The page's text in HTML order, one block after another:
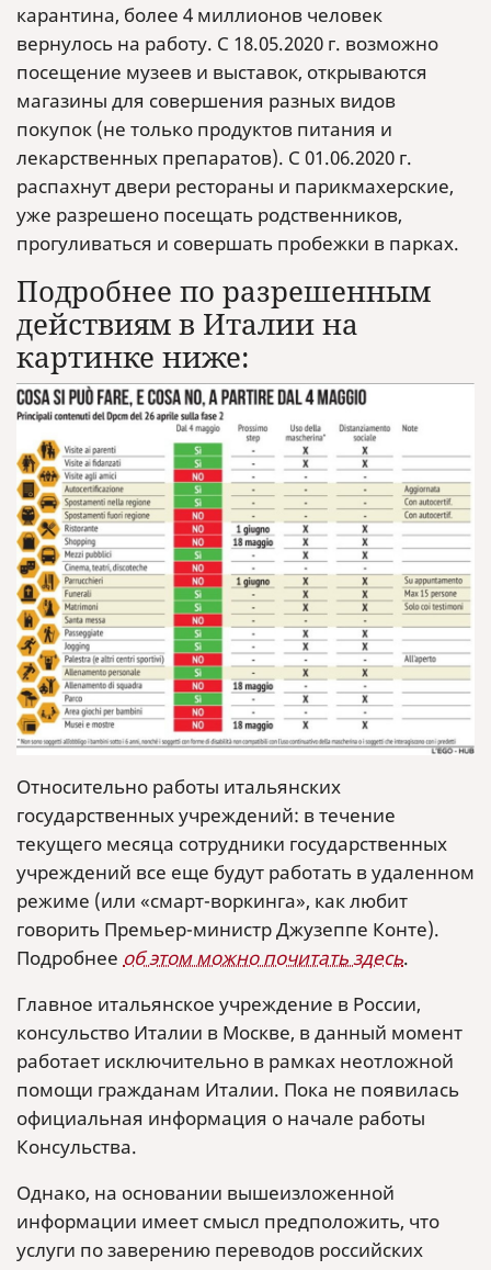
карантина, более 4 миллионов человек
вернулось на работу. С 18.05.2020 г. возможно
посещение музеев и выставок, открываются
магазины для совершения разных видов
покупок (не только продуктов питания и
лекарственных препаратов). С 01.06.2020 г.
распахнут двери рестораны и парикмахерские,
уже разрешено посещать родственников,
прогуливаться и совершать пробежки в парках.
Подробнее по разрешенным
действиям в Италии на
картинке ниже:
Относительно работы итальянских
государственных учреждений: в течение
текущего месяца сотрудники государственных
учреждений все еще будут работать в удаленном
режиме (или «смарт-воркинга», как любит
говорить Премьер-министр Джузеппе Конте).
Подробнее об этом можно почитать здесь.
Главное итальянское учреждение в России,
консульство Италии в Москве, в данный момент
работает исключительно в рамках неотложной
помощи гражданам Италии. Пока не появилась
официальная информация о начале работы
Консульства.
Однако, на основании вышеизложенной
информации имеет смысл предположить, что
услуги по заверению переводов российских